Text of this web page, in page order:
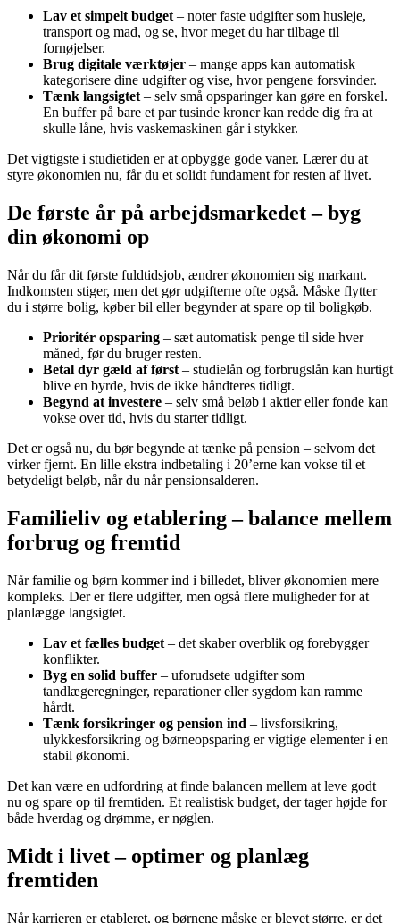
Lav et simpelt budget– noter faste udgifter som husleje,
transport og mad, og se, hvor meget du har tilbage til
fornøjelser.
Brug digitale værktøjer – mange apps kan automatisk
kategorisere dine udgifter og vise, hvor pengene forsvinder.
Tænk langsigtet– selv små opsparinger kan gøre en forskel.
En buffer på bare et par tusinde kroner kan redde dig fra at
skulle låne, hvis vaskemaskinen går i stykker.
Det vigtigste i studietiden er at opbygge gode vaner. Lærer du at
styre økonomien nu, får du et solidt fundament for resten af livet.
De første år på arbejdsmarkedet – byg
din økonomi op
Når du får dit første fuldtidsjob, ændrer økonomien sig markant.
Indkomsten stiger, men det gør udgifterne ofte også. Måske flytter
du i større bolig, køber bil eller begynder at spare op til boligkøb.
Prioritér opsparing – sæt automatisk penge til side hver
måned, før du bruger resten.
Betal dyr gæld af først – studielån og forbrugslån kan hurtigt
blive en byrde, hvis de ikke håndteres tidligt.
Begynd at investere – selv små beløb i aktier eller fonde kan
vokse over tid, hvis du starter tidligt.
Det er også nu, du bør begynde at tænke på pension – selvom det
virker fjernt. En lille ekstra indbetaling i 20’erne kan vokse til et
betydeligt beløb, når du når pensionsalderen.
Familieliv og etablering – balance mellem
forbrug og fremtid
Når familie og børn kommer ind i billedet, bliver økonomien mere
kompleks. Der er flere udgifter, men også flere muligheder for at
planlægge langsigtet.
Lav et fælles budget – det skaber overblik og forebygger
konflikter.
Byg en solid buffer – uforudsete udgifter som
tandlægeregninger, reparationer eller sygdom kan ramme
hårdt.
Tænk forsikringer og pension ind – livsforsikring,
ulykkesforsikring og børneopsparing er vigtige elementer i en
stabil økonomi.
Det kan være en udfordring at finde balancen mellem at leve godt
nu og spare op til fremtiden. Et realistisk budget, der tager højde for
både hverdag og drømme, er nøglen.
Midt i livet – optimer og planlæg
fremtiden
Når karrieren er etableret, og børnene måske er blevet større, er det